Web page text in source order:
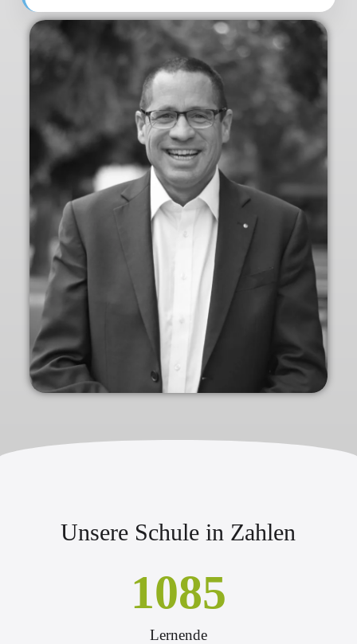
Unsere Schule in Zahlen
Lernende
1085